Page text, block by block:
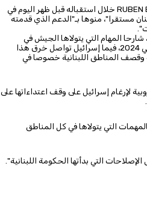
RUBEN خلال استقباله قبل ظهر اليوم في
مستقرا"، منوها بـ"الدعم الذي قدمته
المهام التي يتولاها الجيش في
المناطق اللبنانية كافة، مؤكدا ان "لبنان التزم تطبيق الاتفاق الذي تم الإعلان عنه في تشرين الثاني 2024، فيما إسرائيل تواصل خرق هذا
في الاعمال العدائية وقصف المناطق اللبنانية خصوصا في
لإرغام إسرائيل على وقف اعتداءاتها على
التي يتولاها في كل المناطق
التي بدأتها الحكومة اللبنانية".